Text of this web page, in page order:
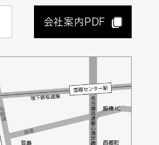
会社案内PDF